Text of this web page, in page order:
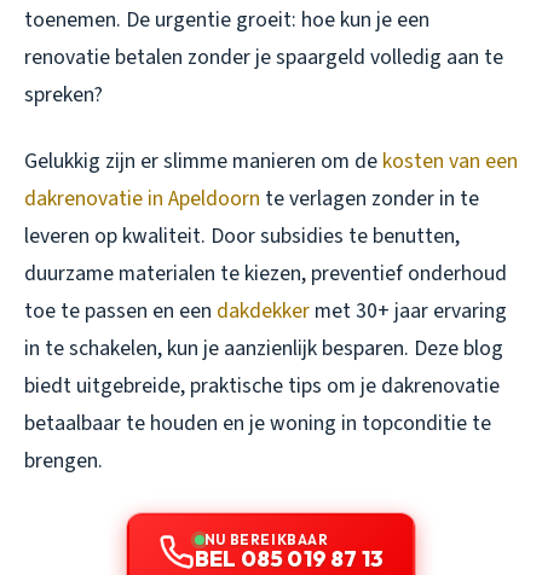
toenemen. De urgentie groeit: hoe kun je een
renovatie betalen zonder je spaargeld volledig aan te
spreken?
Gelukkig zijn er slimme manieren om de kosten van een
dakrenovatie in Apeldoorn te verlagen zonder in te
leveren op kwaliteit. Door subsidies te benutten,
duurzame materialen te kiezen, preventief onderhoud
toe te passen en een dakdekker met 30+ jaar ervaring
in te schakelen, kun je aanzienlijk besparen. Deze blog
biedt uitgebreide, praktische tips om je dakrenovatie
betaalbaar te houden en je woning in topconditie te
brengen.
NU BEREIKBAAR
BEL 085 019 87 13